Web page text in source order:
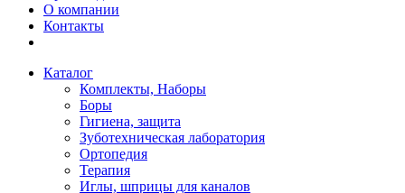
О компании
Контакты
Каталог
Комплекты, Наборы
Боры
Гигиена, защита
Зуботехническая лаборатория
Ортопедия
Терапия
Иглы, шприцы для каналов